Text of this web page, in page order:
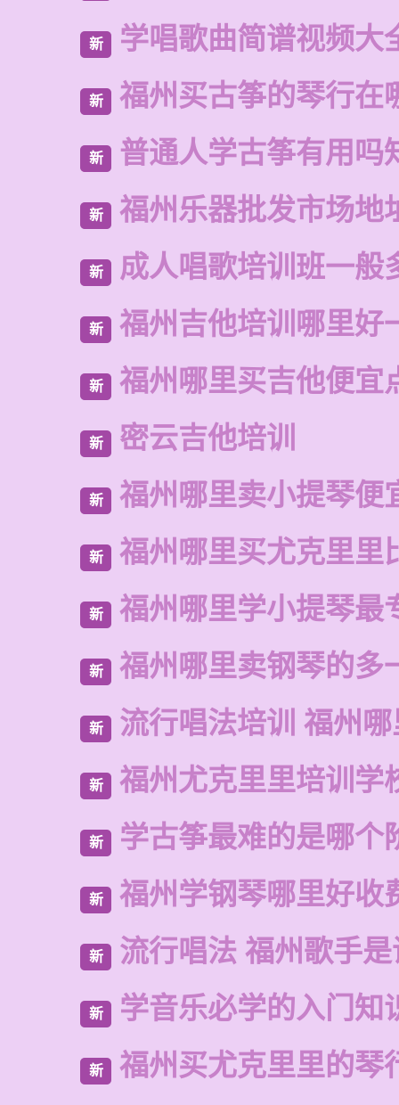
新 学唱歌曲简谱视频大
新 福州买古筝的琴行在
新 普通人学古筝有用吗
新 福州乐器批发市场地
新 成人唱歌培训班一般
新 福州吉他培训哪里好
新 福州哪里买吉他便宜
新 密云吉他培训
新 福州哪里卖小提琴便
新 福州哪里买尤克里里
新 福州哪里学小提琴最
新 福州哪里卖钢琴的多
新 流行唱法培训 福州
新 福州尤克里里培训学
新 学古筝最难的是哪个
新 福州学钢琴哪里好收
新 流行唱法 福州歌手
新 学音乐必学的入门知
新 福州买尤克里里的琴